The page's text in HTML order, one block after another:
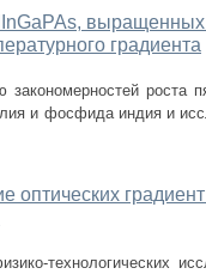
градиента
роста
и фосфида индия и
оптических
технологических